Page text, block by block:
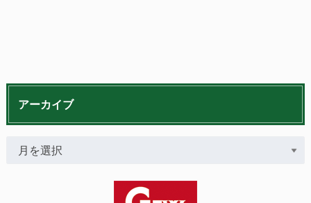
アーカイブ